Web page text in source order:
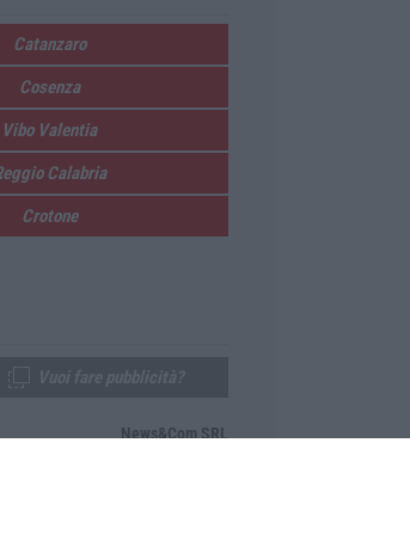
Catanzaro
Cosenza
Vibo Valentia
Calabria
Crotone
News&Com SRL